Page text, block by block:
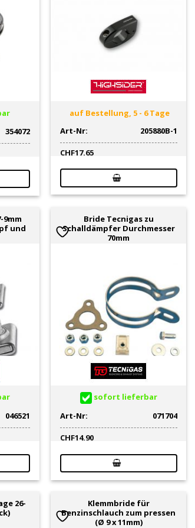
354072
auf Bestellung, 5 - 6 Tage
Art-Nr:
205880B-1
CHF17.65
9mm
und
046521
Bride Tecnigas zu
Schalldämpfer Durchmesser
70mm
sofort lieferbar
Art-Nr:
071704
CHF14.90
26-
Klemmbride für
Benzinschlauch zum pressen
(Ø 9 x 11mm)